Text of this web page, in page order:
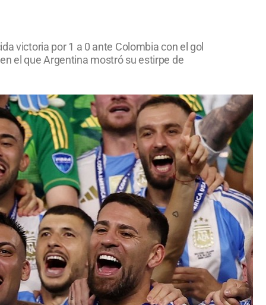
victoria por 1 a 0 ante Colombia con el gol
el que Argentina mostró su estirpe de